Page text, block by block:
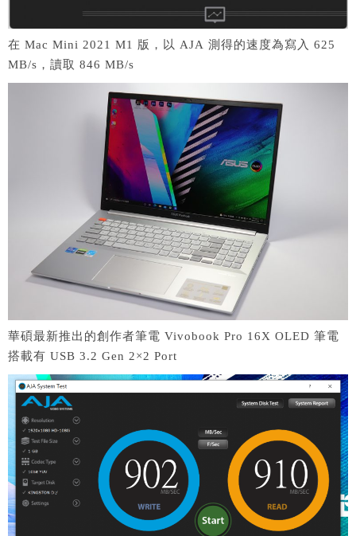
在 Mac Mini 2021 M1 版，以 AJA 測得的速度為寫入 625
MB/s，讀取 846 MB/s
華碩最新推出的創作者筆電 Vivobook Pro 16X OLED 筆電
搭載有 USB 3.2 Gen 2×2 Port